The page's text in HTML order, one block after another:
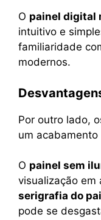
O painel digital
intuitivo e
familiaridade
modernos.
Por outro lado,
um acabamento
O painel sem
visualização em
serigrafia do
pode se